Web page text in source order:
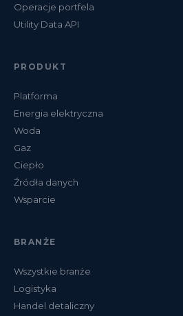
Operacje portfela
Utility Data API
PRODUKT
Platforma
Energia elektryczna
Woda
Gaz
Ciepło
Źródła danych
Wsparcie
BRANŻE
Wszystkie branże
Logistyka
Handel detaliczny